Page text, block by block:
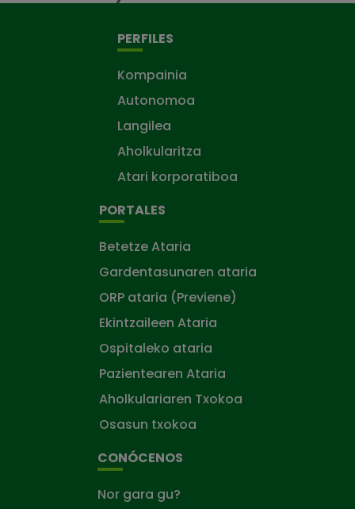
PERFILES
Kompainia
Autonomoa
Langilea
Aholkularitza
Atari korporatiboa
PORTALES
Betetze Ataria
Gardentasunaren ataria
ORP ataria (Previene)
Ekintzaileen Ataria
Ospitaleko ataria
Pazientearen Ataria
Aholkulariaren Txokoa
Osasun txokoa
CONÓCENOS
Nor gara gu?